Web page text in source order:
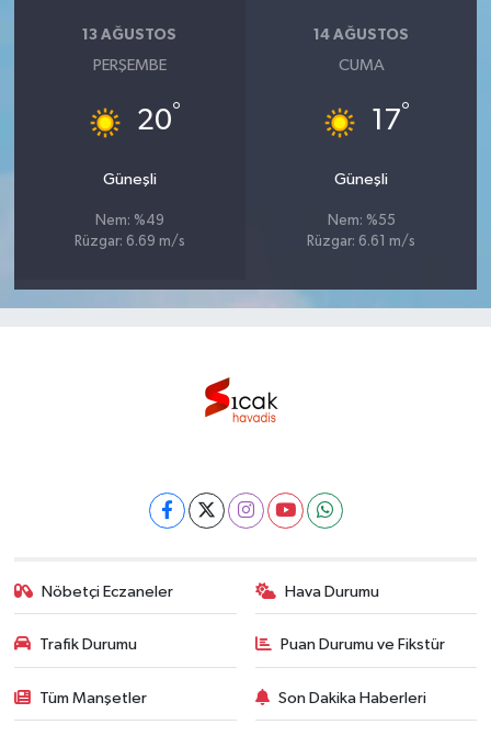
13 AĞUSTOS
PERŞEMBE
20°
Güneşli
Nem: %49
Rüzgar: 6.69 m/s
14 AĞUSTOS
CUMA
17°
Güneşli
Nem: %55
Rüzgar: 6.61 m/s
Nöbetçi Eczaneler Hava Durumu
Trafik Durumu Puan Durumu ve Fikstür
Tüm Manşetler Son Dakika Haberleri